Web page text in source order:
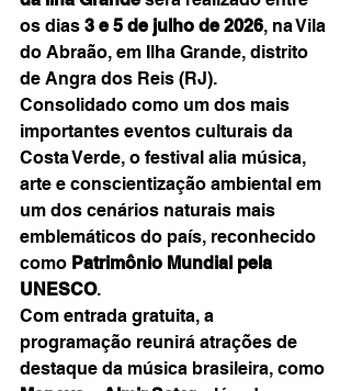
os dias 3 e 5 de julho de 2026, na Vila
do Abraão, em Ilha Grande, distrito
de Angra dos Reis (RJ).
Consolidado como um dos mais
importantes eventos culturais da
Costa Verde, o festival alia música,
arte e conscientização ambiental em
um dos cenários naturais mais
emblemáticos do país, reconhecido
como Patrimônio Mundial pela
UNESCO.
Com entrada gratuita, a
programação reunirá atrações de
destaque da música brasileira, como